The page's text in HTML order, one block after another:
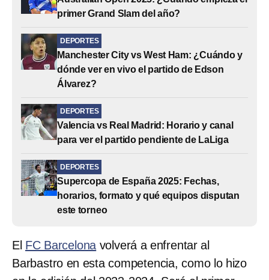
primer Grand Slam del año?
DEPORTES
Manchester City vs West Ham: ¿Cuándo y
dónde ver en vivo el partido de Edson
Álvarez?
DEPORTES
Valencia vs Real Madrid: Horario y canal
para ver el partido pendiente de LaLiga
DEPORTES
Supercopa de España 2025: Fechas,
horarios, formato y qué equipos disputan
este torneo
El FC Barcelona volverá a enfrentar al
Barbastro en esta competencia, como lo hizo